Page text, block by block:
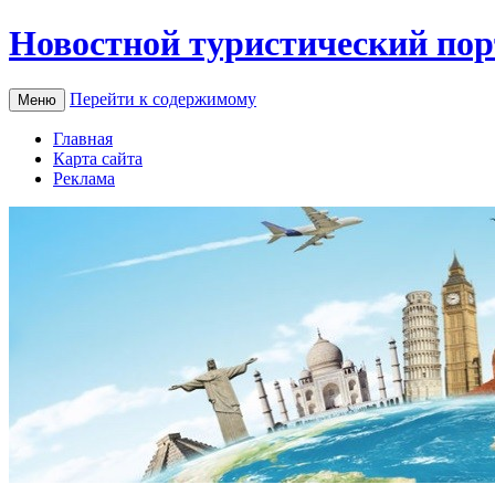
Новостной туристический
Меню Перейти к содержимому
Главная
Карта сайта
Реклама